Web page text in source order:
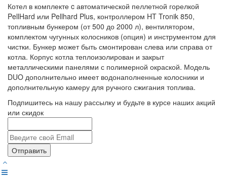
Котел в комплекте c автоматической пеллетной горелкой
PellHard или Pellhard Plus, контроллером HT Tronik 850,
топливным бункером (от 500 до 2000 л), вентилятором,
комплектом чугунных колосников (опция) и инструментом для
чистки. Бункер может быть смонтирован слева или справа от
котла. Корпус котла теплоизолирован и закрыт
металлическими панелями с полимерной окраской. Модель
DUO дополнительно имеет водонаполненные колосники и
дополнительную камеру для ручного сжигания топлива.
Подпишитесь на нашу рассылку и будьте в курсе наших акций
или скидок
Отправить